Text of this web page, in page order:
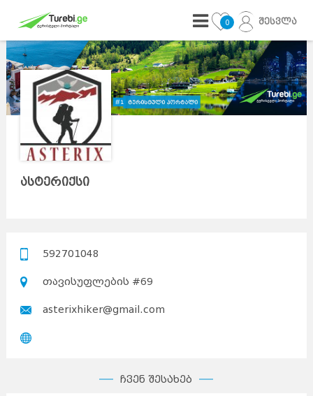
0 შესვლა
ასტერიქსი
592701048
თავისუფლების #69
asterixhiker@gmail.com
ჩვენ შესახებ